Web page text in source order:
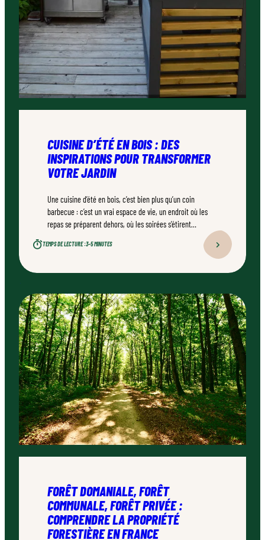
CUISINE D’ÉTÉ EN BOIS : DES
INSPIRATIONS POUR TRANSFORMER
VOTRE JARDIN
Une cuisine d’été en bois, c’est bien plus qu’un coin
barbecue : c’est un vrai espace de vie, un endroit où les
repas se préparent dehors, où les soirées s’étirent
professionnel qualifié, ce type d’aménagement peut
TEMPS DE LECTURE :3–5 MINUTES
FORÊT DOMANIALE, FORÊT
COMMUNALE, FORÊT PRIVÉE :
COMPRENDRE LA PROPRIÉTÉ
FORESTIÈRE EN FRANCE